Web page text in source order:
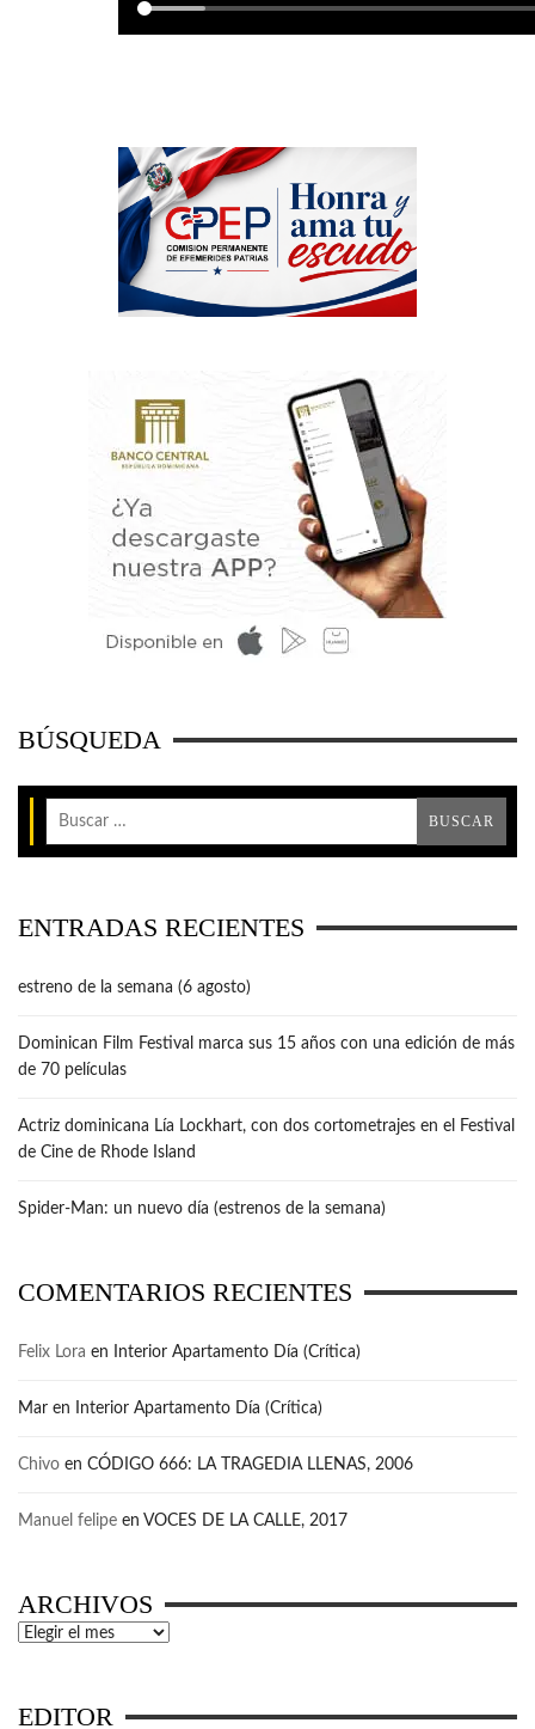
BÚSQUEDA
ENTRADAS RECIENTES
estreno de la semana (6 agosto)
Dominican Film Festival marca sus 15 años con una edición de más
de 70 películas
Actriz dominicana Lía Lockhart, con dos cortometrajes en el Festival
de Cine de Rhode Island
Spider-Man: un nuevo día (estrenos de la semana)
COMENTARIOS RECIENTES
Felix Lora en Interior Apartamento Día (Crítica)
Mar en Interior Apartamento Día (Crítica)
Chivo en CÓDIGO 666: LA TRAGEDIA LLENAS, 2006
Manuel felipe en VOCES DE LA CALLE, 2017
ARCHIVOS
Archivos
EDITOR